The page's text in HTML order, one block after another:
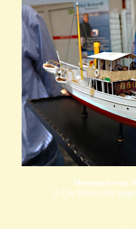
Hermann von
© Die Bildrechte